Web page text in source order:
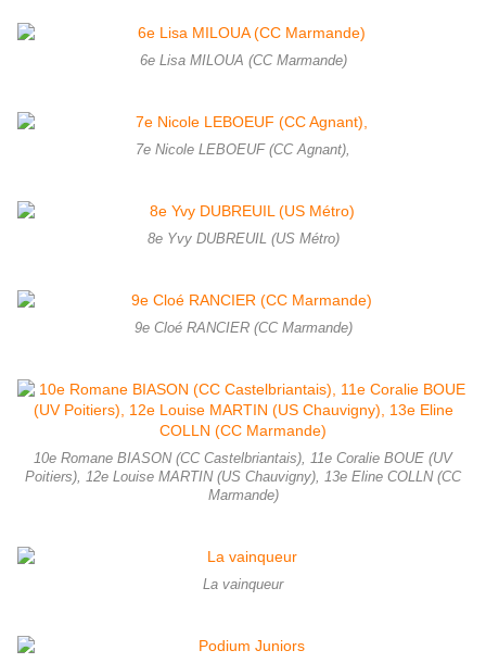
6e Lisa MILOUA (CC Marmande)
7e Nicole LEBOEUF (CC Agnant),
8e Yvy DUBREUIL (US Métro)
9e Cloé RANCIER (CC Marmande)
10e Romane BIASON (CC Castelbriantais), 11e Coralie BOUE (UV
Poitiers), 12e Louise MARTIN (US Chauvigny), 13e Eline COLLN (CC
Marmande)
La vainqueur